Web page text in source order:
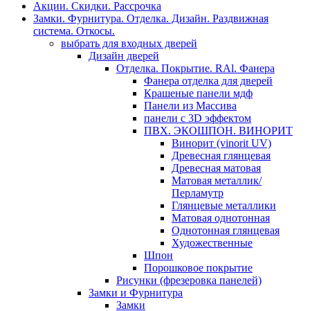
Акции. Скидки. Рассрочка
Замки. Фурнитура. Отделка. Дизайн. Раздвижная
система. Откосы.
выбрать для входных дверей
Дизайн дверей
Отделка. Покрытие. RAl. Фанера
Фанера отделка для дверей
Крашеные панели мдф
Панели из Массива
панели с 3D эффектом
ПВХ. ЭКОШПОН. ВИНОРИТ
Винорит (vinorit UV)
Древесная глянцевая
Древесная матовая
Матовая металлик/
Перламутр
Глянцевые металлики
Матовая однотонная
Однотонная глянцевая
Художественные
Шпон
Порошковое покрытие
Рисунки (фрезеровка панелей)
Замки и Фурнитура
Замки